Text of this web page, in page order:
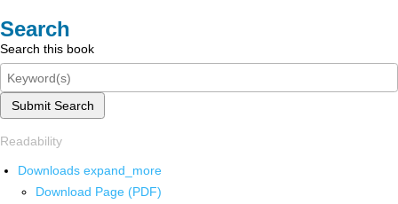
Search
Search this book
Submit Search
Readability
Downloads expand_more
Download Page (PDF)